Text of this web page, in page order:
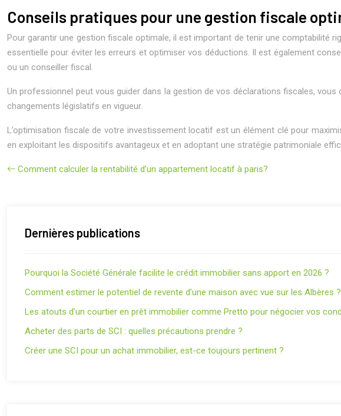
Conseils pratiques pour une gestion fiscale
Pour garantir une gestion fiscale optimale, il est important de tenir une comptabilité
essentielle pour éviter les erreurs et optimiser vos déductions. Il est également
ou un conseiller fiscal.
Un professionnel peut vous guider dans la gestion de vos déclarations fiscales,
changements législatifs en vigueur.
L’optimisation fiscale de votre investissement locatif est un élément clé pour
en exploitant les dispositifs avantageux et en adoptant une stratégie patrimoniale
Comment calculer la rentabilité d’un appartement locatif à paris?
Dernières publications
Pourquoi la Société Générale facilite le crédit immobilier sans apport en 2026 ?
Comment estimer le potentiel de revente d’une maison avec vue sur les Albères ?
Les atouts d’un courtier en prêt immobilier comme Pretto pour négocier vos
Acheter des parts de SCI : quelles précautions prendre ?
Créer une SCI pour un achat immobilier, est-ce toujours pertinent ?